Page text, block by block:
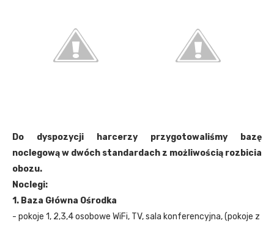
Do dyspozycji harcerzy przygotowaliśmy bazę
noclegową w dwóch standardach z możliwością rozbicia
obozu.
Noclegi:
1. Baza Główna Ośrodka
- pokoje 1, 2,3,4 osobowe WiFi, TV, sala konferencyjna, (pokoje z